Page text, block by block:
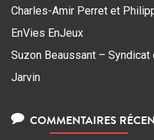
Charles-Amir Perret et
EnVies EnJeux
Suzon Beaussant –
Jarvin
COMMENTAIRES